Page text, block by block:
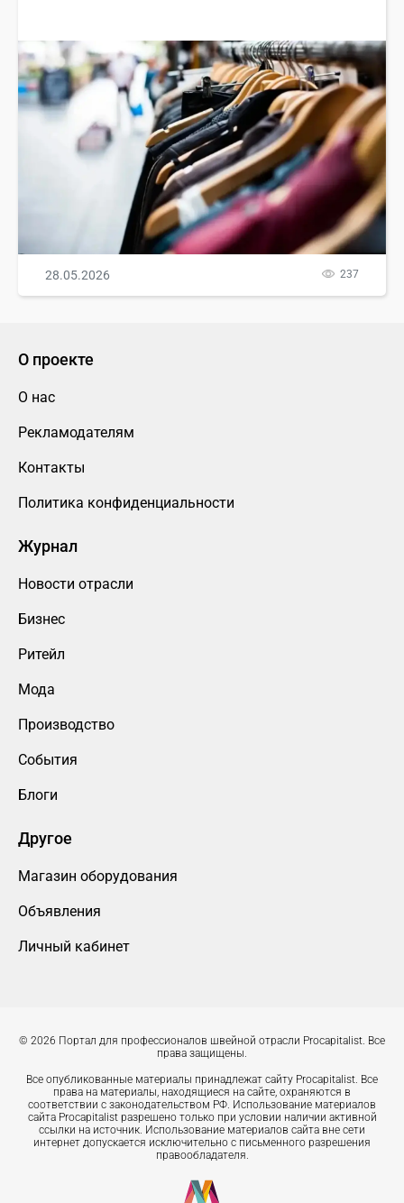
28.05.2026 237
О проекте
О нас
Рекламодателям
Контакты
Политика конфиденциальности
Журнал
Новости отрасли
Бизнес
Ритейл
Мода
Производство
События
Блоги
Другое
Магазин оборудования
Объявления
Личный кабинет
© 2026 Портал для профессионалов швейной отрасли Procapitalist. Все
права защищены.
Все опубликованные материалы принадлежат сайту Procapitalist. Все
права на материалы, находящиеся на сайте, охраняются в
соответствии с законодательством РФ. Использование материалов
сайта Procapitalist разрешено только при условии наличии активной
ссылки на источник. Использование материалов сайта вне сети
интернет допускается исключительно с письменного разрешения
правообладателя.